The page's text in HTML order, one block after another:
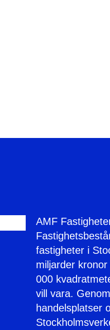
AMF
fastigheter i
miljarder
000
vill vara.
handelsplatser